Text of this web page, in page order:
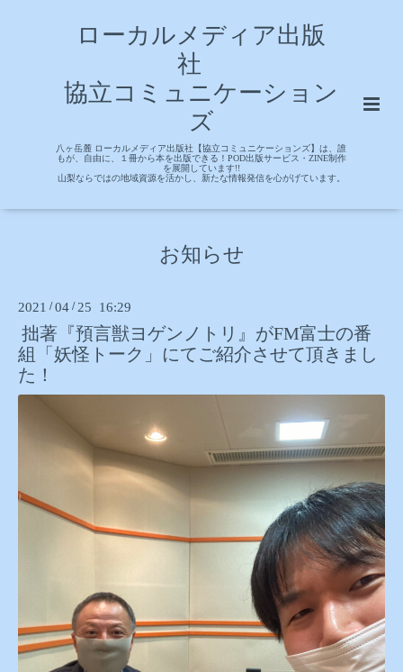
ローカルメディア出版
社
協立コミュニケーション
ズ
八ヶ岳麓 ローカルメディア出版社【協立コミュニケーションズ】は、誰
もが、自由に、１冊から本を出版できる！POD出版サービス・ZINE制作
を展開しています!!
山梨ならではの地域資源を活かし、新たな情報発信を心がげています。
お知らせ
2021 /04 / 25 16:29
拙著『預言獣ヨゲンノトリ』がFM富士の番
組「妖怪トーク」にてご紹介させて頂きまし
た！